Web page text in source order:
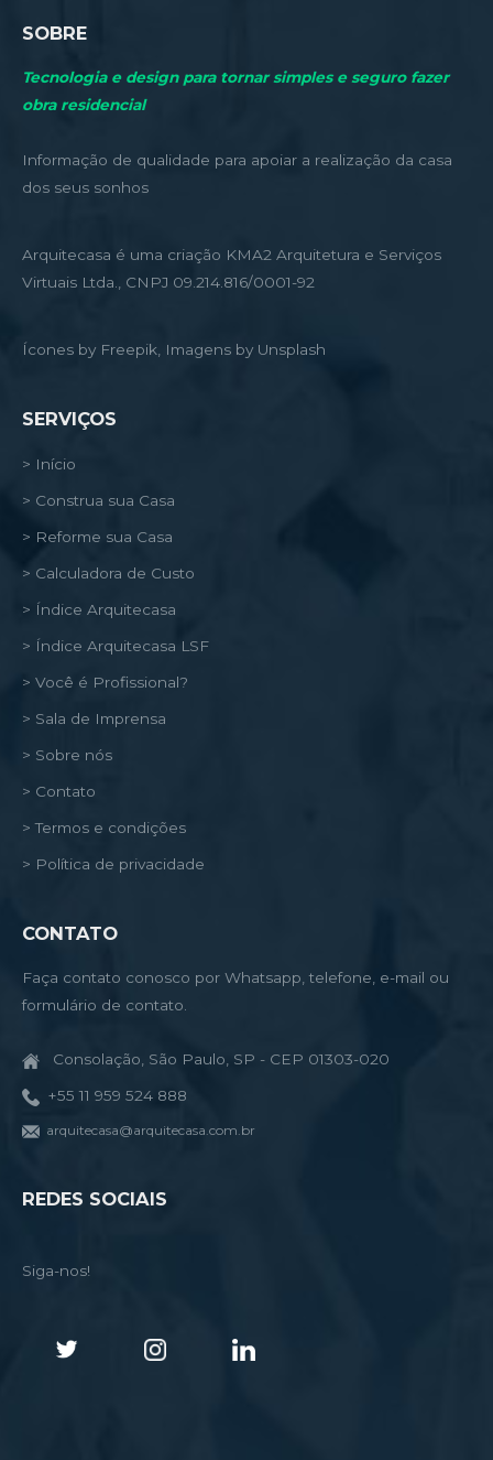
SOBRE
Tecnologia e design para tornar simples e seguro fazer
obra residencial
Informação de qualidade para apoiar a realização da casa
dos seus sonhos
Arquitecasa é uma criação KMA2 Arquitetura e Serviços
Virtuais Ltda., CNPJ 09.214.816/0001-92
Ícones by Freepik, Imagens by Unsplash
SERVIÇOS
> Início
> Construa sua Casa
> Reforme sua Casa
> Calculadora de Custo
> Índice Arquitecasa
> Índice Arquitecasa LSF
> Você é Profissional?
> Sala de Imprensa
> Sobre nós
> Contato
> Termos e condições
> Política de privacidade
CONTATO
Faça contato conosco por Whatsapp, telefone, e-mail ou
formulário de contato.
Consolação, São Paulo, SP - CEP 01303-020
+55 11 959 524 888
arquitecasa@arquitecasa.com.br
REDES SOCIAIS
Siga-nos!